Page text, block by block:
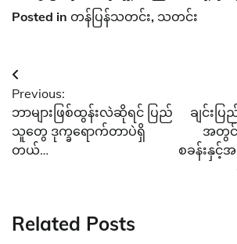
Posted in တန်ပြန်သတင်း, သတင်း
Post
navigation
Previous:
ဘာများဖြစ်ထွန်းလဲဆိုရင် ပြည်
သူတွေ ဒုက္ခရောက်တာပဲရှိ
တယ်…
ချင်းပ
အတွင်
စခန်းနှ
Related Posts